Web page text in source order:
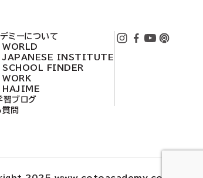
ミーについて
JAPANESE INSTITUTE
FINDER
HAJIME
習ブログ
質問